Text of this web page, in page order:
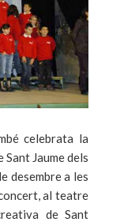
celebrata la
Jaume dels
desembre a les
al teatre
de Sant